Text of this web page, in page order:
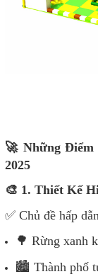
🚀 Những Điểm
2025
🎨 1. Thiết Kế
✅ Chủ đề hấp
🌳 Rừng xanh
🏙️ Thành phố